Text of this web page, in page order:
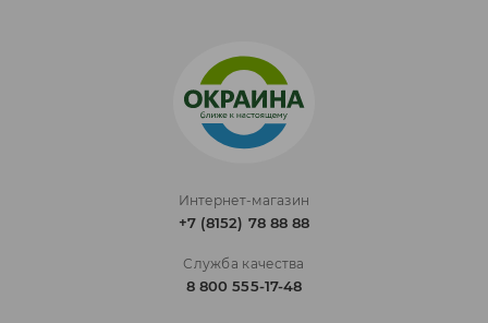
Интернет-магазин
+7 (8152) 78 88 88
Служба качества
8 800 555-17-48